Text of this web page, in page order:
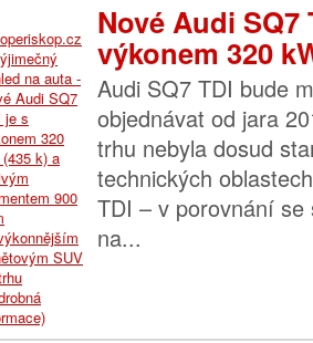
Nové Audi SQ7
výkonem 320
Audi SQ7 TDI bude
objednávat od jara
trhu nebyla dosud
technických
TDI – v porovnání
na...